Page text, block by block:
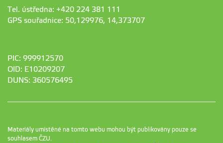
Tel. ústředna: +420 224 381 111
GPS souřadnice: 50,129976, 14,373707
PIC: 999912570
OID: E10209207
DUNS: 360576495
Materiály umístěné na tomto webu mohou být publikovány pouze se
souhlasem ČZU.